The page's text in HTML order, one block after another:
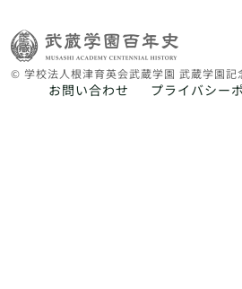
© 学校法人根津育英会武蔵学園 武蔵学園記
お問い合わせ プライバシー